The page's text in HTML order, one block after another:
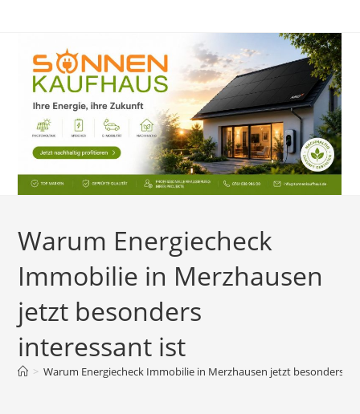
Warum Energiecheck
Immobilie in Merzhausen
jetzt besonders
interessant ist
> Warum Energiecheck Immobilie in Merzhausen jetzt besonders